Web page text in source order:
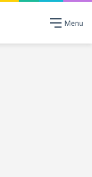
Menu